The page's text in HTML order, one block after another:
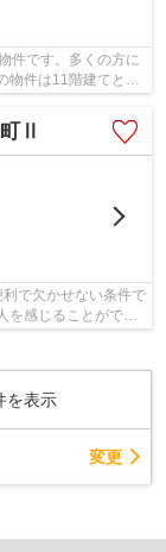
件です。多くの方に
物件は11階建てとな
Ⅱ
で欠かせない条件で
を感じることができ
を表示
変更